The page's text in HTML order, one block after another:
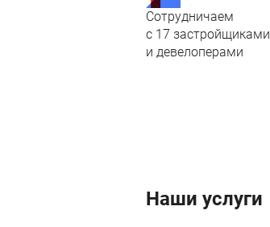
Сотрудничаем
с 17 застройщиками
и девелоперами
Наши услуги